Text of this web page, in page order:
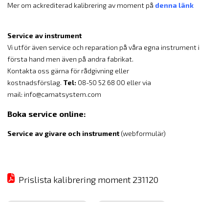
Mer om ackrediterad kalibrering av moment på denna länk
Service av instrument
Vi utför även service och reparation på våra egna instrument i
första hand men även på andra fabrikat.
Kontakta oss gärna för rådgivning eller
kostnadsförslag. Tel: 08-50 52 68 00 eller via
mail: info@camatsystem.com
Boka service online:
Service av givare och instrument (webformulär)
Prislista kalibrering moment 231120